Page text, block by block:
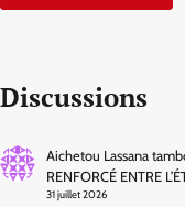
Discussions
Aichetou Lassana
RENFORCÉ ENTRE
31 juillet 2026